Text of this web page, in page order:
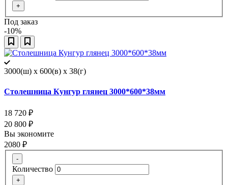
+
Под заказ
-10%
3000(ш) x 600(в) x 38(г)
Столешница Кунгур глянец 3000*600*38мм
18 720 ₽
20 800 ₽
Вы экономите
2080 ₽
-
Количество
+